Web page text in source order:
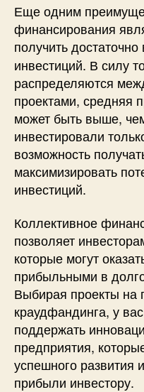
Еще одним
финансирования
получить
инвестиций. В силу
распределяются
проектами, средняя
может быть выше,
инвестировали
возможность
максимизировать
инвестиций.
Коллективное
позволяет
которые могут
прибыльными в
Выбирая проекты на
краудфандинга, у
поддержать
предприятия,
успешного развития
прибыли инвестору.